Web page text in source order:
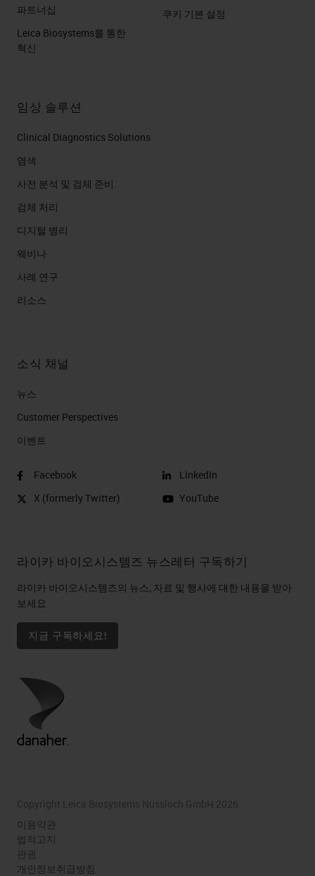
인프라,
와 통합할 항목, 먼저 필
요한 항목 및 나중에 추가할 수 있는
리적인 측면으로 검토와 사례 하나와
연결된 모든 슬라이드를 자동으로 수
정렬과 같은 기능으로 제거할 수 있
현재 고유하면서 조직에 맞춤 설정된
점을 분석하고, 정의된 니즈와 목표
를 지원하는지 확인한 후 솔루션을
펴볼 수 있습니다.
석 등 세 가지 기본 영역을 고려해야
합니다.
모든 스캐너가 동일하지 않고 부서에
서 필요한 스캐너는 다르므로 스캔할
확인할 용량뿐만 아니라 다음 1년, 3
년 또는 5년 내에 니즈 입증을 고려
해야 합니다.
관련 메타데이터를 관리하는 방법과
두 시스템 간의 정보 전송을 자동화
하여 데이터를 두 번 입력할 필요성
파트너십
Leica Biosystems를 통한
혁신
쿠키 기본 설정
임상 솔루션
Clinical Diagnostics Solutions
염색
사전 분석 및 검체 준비
검체 처리
디지털 병리
웨비나
사례 연구
리소스
소식 채널
뉴스
Customer Perspectives​
이벤트
Facebook
X (formerly Twitter)
LinkedIn
YouTube
라이카 바이오시스템즈 뉴스레터 구독하기
라이카 바이오시스템즈의 뉴스, 자료 및 행사에 대한 내용을 받아
보세요
지금 구독하세요!
Copyright Leica Biosystems Nussloch GmbH 2026
이용약관
법적고지
판권
개인정보취급방침